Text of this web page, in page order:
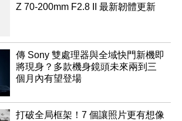
Z 70-200mm F2.8 II 最新韌體更新
傳 Sony 雙處理器與全域快門新機即
將現身？多款機身鏡頭未來兩到三
個月內有望登場
打破全局框架！7 個讓照片更有想像